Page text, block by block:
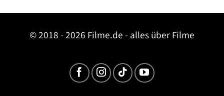
© 2018 - 2026 Filme.de - alles über Filme